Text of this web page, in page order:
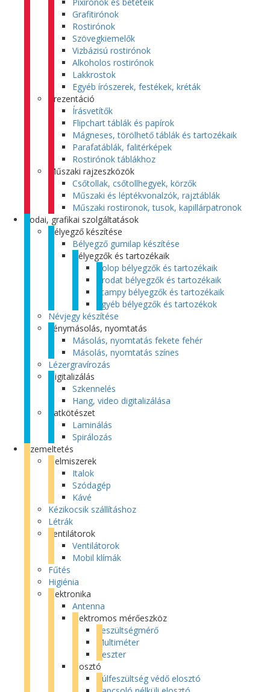
Grafitirónok
Rostirónok
Szövegkiemelők
Vizbázisú rostirónok
Alkoholos rostirónok
Lakkrostok
Egyéb írószerek, festékek, kréták
Prezentáció
Írásvetítők
Flipchart táblák és papírok
Mágneses, törölhető táblák és tartozékaik
Parafatáblák, falitérképek
Rostirónok táblákhoz
Műszaki rajzeszközök
Csőtollak, csőtollhegyek, körzők
Műszaki és léptékvonalzók, rajztáblák
Műszaki rostironok, tusok, kapillárpatronok
Irodai, grafikai szolgáltatások
Bélyegző készítése
Bélyegző gumilap készítése
Bélyegzők és tartozékaik
Colop bélyegzők és tartozékaik
Trodat bélyegzők és tartozékaik
Stampy bélyegzők és tartozékaik
Egyéb bélyegzők és tartozékok
Névjegy készítése
Fénymásolás, nyomtatás
Másolás, nyomtatás fekete fehér
Másolás, nyomtatás színes
Lézergravírozás
Digitalizálás
Szkennelés
Hang, video digitalizálása
Iratkötészet
Laminálás
Spirálozás
Üzemeltetés
Élelmiszerek
Italok
Szódagép
Kávé
Kézikocsik szállításhoz
Létrák
Ventilátorok
Ventilátorok
Mobil klímák
Fűtés
Higiénia
Elektronika
Antenna
Elektromos mérőeszköz
Feszültségmérő
Multiméter
Teszter
Elosztó
Túlfeszültség védő elosztó